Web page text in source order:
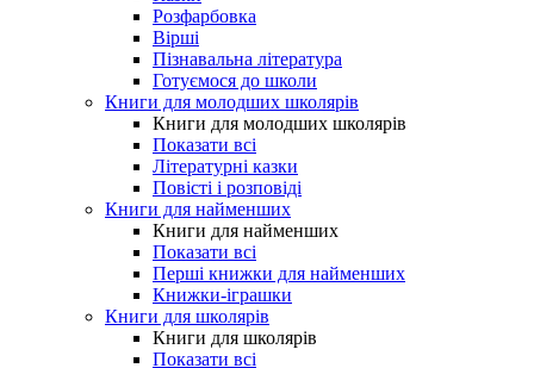
Розфарбовка
Вірші
Пізнавальна література
Готуємося до школи
Книги для молодших школярів
Книги для молодших школярів
Показати всі
Літературні казки
Повісті і розповіді
Книги для найменших
Книги для найменших
Показати всі
Перші книжки для найменших
Книжки-іграшки
Книги для школярів
Книги для школярів
Показати всі